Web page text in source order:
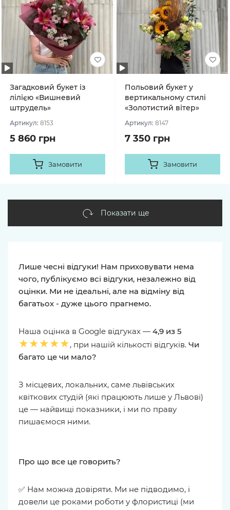
Загадковий букет із
лілією «Вишневий
штрудель»
Артикул: 8153
5 860 грн
Замовити
Польовий букет у
вертикальному стилі
«Золотистий вітер»
Артикул: 8147
7 350 грн
Замовити
Показати ще
Лише чесні відгуки! Нам приховувати нема
чого, публікуємо всі відгуки, незалежно від
оцінки. Ми не ідеальні, але на відміну від
багатьох - дуже цього прагнемо.
Наша оцінка в Google відгуках — 4,9 из 5
★★★★★, при нашій кількості відгуків. Чи
багато це чи мало?
З місцевих, локальних, саме львівських
квіткових студій (які працюють лише у Львові)
це — найвищі показники, і ми по праву
пишаємося ними.
Про що все це говорить?
✅ Нам можна довіряти. Ми не підводимо, і
довели це роками роботи у флористиці (ми